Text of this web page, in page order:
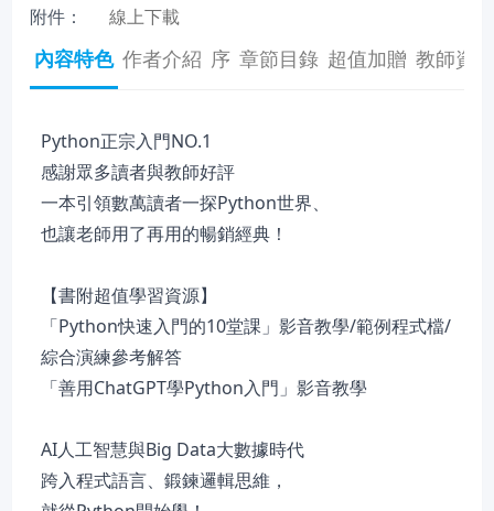
附件：
線上下載
內容特色 作者介紹 序 章節目錄 超值加贈 教師資
Python正宗入門NO.1
感謝眾多讀者與教師好評
一本引領數萬讀者一探Python世界、
也讓老師用了再用的暢銷經典！
【書附超值學習資源】
「Python快速入門的10堂課」影音教學/範例程式檔/
綜合演練參考解答
「善用ChatGPT學Python入門」影音教學
AI人工智慧與Big Data大數據時代
跨入程式語言、鍛鍊邏輯思維，